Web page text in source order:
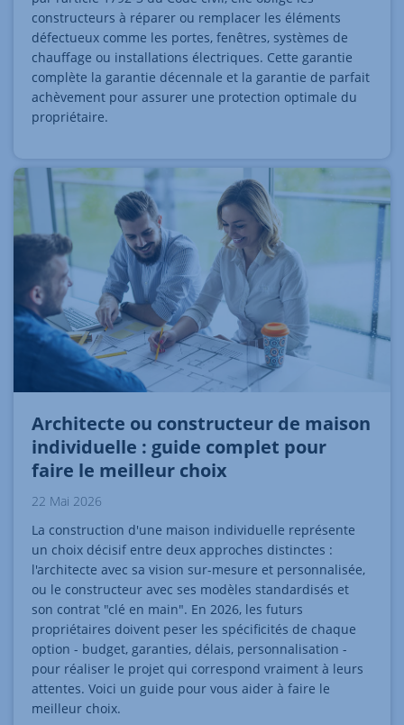
constructeurs à réparer ou remplacer les éléments
défectueux comme les portes, fenêtres, systèmes de
chauffage ou installations électriques. Cette garantie
complète la garantie décennale et la garantie de parfait
achèvement pour assurer une protection optimale du
propriétaire.
Architecte ou constructeur de maison
individuelle : guide complet pour
faire le meilleur choix
22 Mai 2026
La construction d'une maison individuelle représente
un choix décisif entre deux approches distinctes :
l'architecte avec sa vision sur-mesure et personnalisée,
ou le constructeur avec ses modèles standardisés et
son contrat "clé en main". En 2026, les futurs
propriétaires doivent peser les spécificités de chaque
option - budget, garanties, délais, personnalisation -
pour réaliser le projet qui correspond vraiment à leurs
attentes. Voici un guide pour vous aider à faire le
meilleur choix.